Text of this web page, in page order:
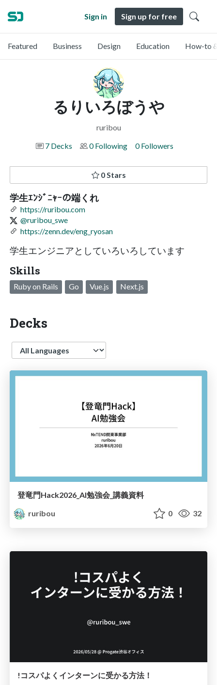
Sign in Sign up for free
Featured Business Design Education How-to
るりいろぼうや
ruribou
7 Decks
0 Following 0 Followers
0 Stars
学生ｴﾝｼﾞﾆｬｰの端くれ
https://ruribou.com
@ruribou_swe
https://zenn.dev/eng_ryosan
学生エンジニアとしていろいろしています
Skills
Ruby on Rails Go Vue.js Next.js
Decks
Language
登竜門Hack2026_AI勉強会_講義資料
ruribou
0 32
!コスパよくインターンに受かる方法！